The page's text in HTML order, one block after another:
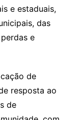
e estaduais,
das
e
de
resposta ao
de